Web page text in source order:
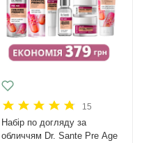
15
Набір по догляду за
обличчям Dr. Sante Pre Age